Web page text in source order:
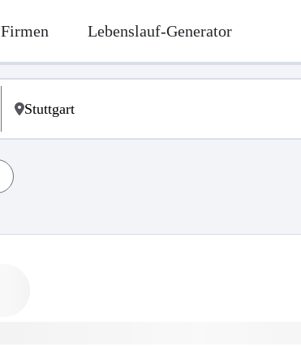
Firmen Lebenslauf-Generator